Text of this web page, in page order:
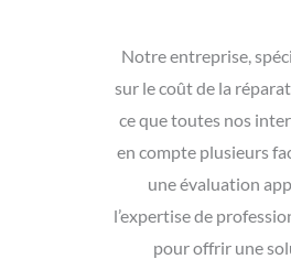
Notre entreprise,
sur le coût de la
ce que toutes nos
en compte plusieurs
une évaluation
l’expertise de
pour offrir une